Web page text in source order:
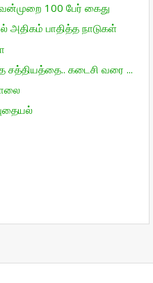
100 பேர் கைது
பாதித்த நாடுகள்
சத்தியத்தை.. கடைசி வரை ...